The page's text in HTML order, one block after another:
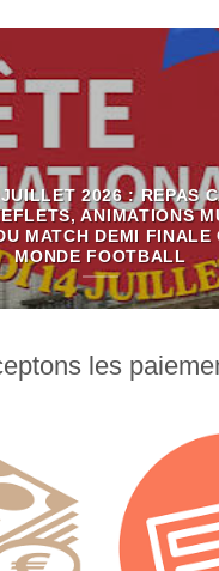
2026 : REPAS
ANIMATIONS
MATCH DEMI FINALE
MONDE FOOTBALL
les